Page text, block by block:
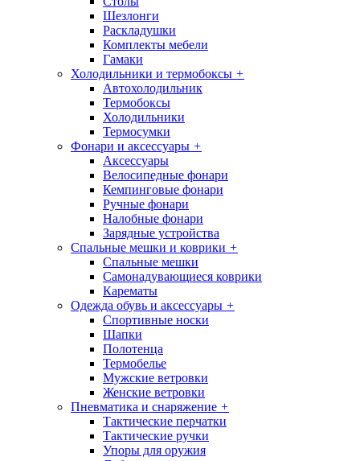
Шезлонги
Раскладушки
Комплекты мебели
Гамаки
Холодильники и термобоксы +
Автохолодильник
Термобоксы
Холодильники
Термосумки
Фонари и аксессуары +
Аксессуары
Велосипедные фонари
Кемпинговые фонари
Ручные фонари
Налобные фонари
Зарядные устройства
Спальные мешки и коврики +
Спальные мешки
Самонадувающиеся коврики
Карематы
Одежда обувь и аксессуары +
Спортивные носки
Шапки
Полотенца
Термобелье
Мужские ветровки
Женские ветровки
Пневматика и снаряжение +
Тактические перчатки
Тактические ручки
Упоры для оружия